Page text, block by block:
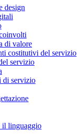
design
di valore
costitutivi del servizio
servizio
di servizio
il linguaggio